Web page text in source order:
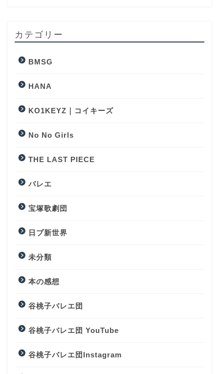
カテゴリー
BMSG
HANA
KO1KEYZ｜コイキーズ
No No Girls
THE LAST PIECE
バレエ
宝塚歌劇団
日プ新世界
未分類
本の感想
谷桃子バレエ団
谷桃子バレエ団 YouTube
谷桃子バレエ団Instagram